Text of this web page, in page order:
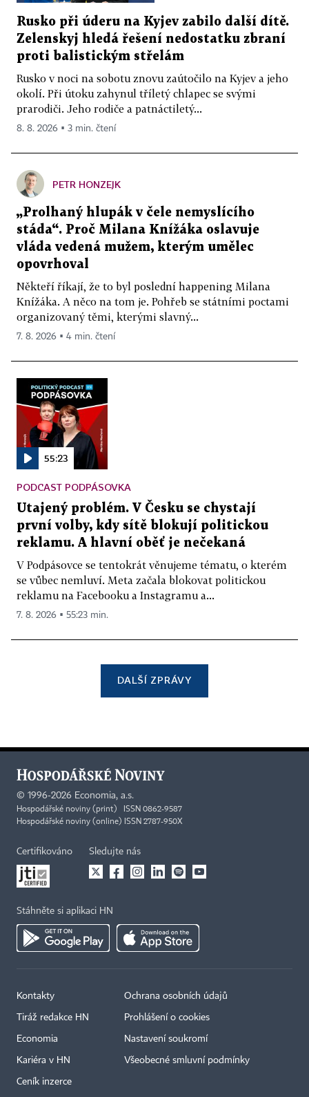
Rusko při úderu na Kyjev zabilo další dítě.
Zelenskyj hledá řešení nedostatku zbraní
proti balistickým střelám
Rusko v noci na sobotu znovu zaútočilo na Kyjev a jeho
okolí. Při útoku zahynul tříletý chlapec se svými
prarodiči. Jeho rodiče a patnáctiletý...
8. 8. 2026 ▪ 3 min. čtení
PETR HONZEJK
„Prolhaný hlupák v čele nemyslícího
stáda“. Proč Milana Knížáka oslavuje
vláda vedená mužem, kterým umělec
opovrhoval
Někteří říkají, že to byl poslední happening Milana
Knížáka. A něco na tom je. Pohřeb se státními poctami
organizovaný těmi, kterými slavný...
7. 8. 2026 ▪ 4 min. čtení
55:23
PODCAST PODPÁSOVKA
Utajený problém. V Česku se chystají
první volby, kdy sítě blokují politickou
reklamu. A hlavní oběť je nečekaná
V Podpásovce se tentokrát věnujeme tématu, o kterém
se vůbec nemluví. Meta začala blokovat politickou
reklamu na Facebooku a Instagramu a...
7. 8. 2026 ▪ 55:23 min.
DALŠÍ ZPRÁVY
© 1996-2026 Economia, a.s.
Hospodářské noviny (print) ISSN 0862-9587
Hospodářské noviny (online) ISSN 2787-950X
Certifikováno Sledujte nás
Stáhněte si aplikaci HN
Kontakty
Tiráž redakce HN
Economia
Kariéra v HN
Ceník inzerce
Ochrana osobních údajů
Prohlášení o cookies
Nastavení soukromí
Všeobecné smluvní podmínky